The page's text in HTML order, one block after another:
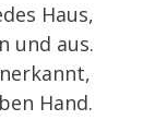
Haus,
und aus.
Hand.